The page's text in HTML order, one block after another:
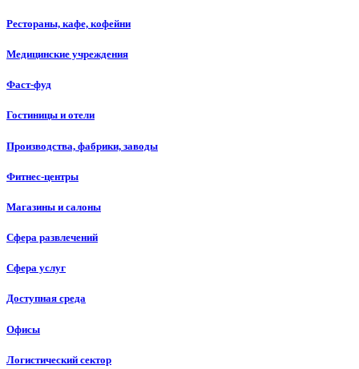
Рестораны, кафе, кофейни
Медицинские учреждения
Фаст-фуд
Гостиницы и отели
Производства, фабрики, заводы
Фитнес-центры
Магазины и салоны
Сфера развлечений
Сфера услуг
Доступная среда
Офисы
Логистический сектор